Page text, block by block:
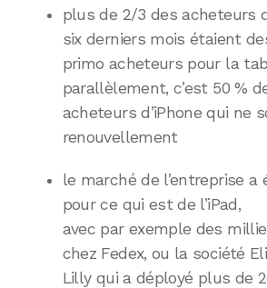
plus de 2/3 des acheteurs
six derniers mois étaient
primo acheteurs pour la
parallèlement, c’est 50 %
acheteurs d’iPhone qui ne
renouvellement
le marché de l’entreprise
pour ce qui est de l’iPad,
avec par exemple des
chez Fedex, ou la société Eli
Lilly qui a déployé plus de